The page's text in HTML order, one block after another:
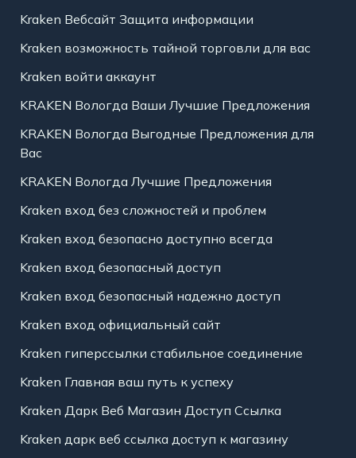
Kraken Вебсайт Защита информации
Kraken возможность тайной торговли для вас
Kraken войти аккаунт
KRAKEN Вологда Ваши Лучшие Предложения
KRAKEN Вологда Выгодные Предложения для
Вас
KRAKEN Вологда Лучшие Предложения
Kraken вход без сложностей и проблем
Kraken вход безопасно доступно всегда
Kraken вход безопасный доступ
Kraken вход безопасный надежно доступ
Kraken вход официальный сайт
Kraken гиперссылки стабильное соединение
Kraken Главная ваш путь к успеху
Kraken Дарк Веб Магазин Доступ Ссылка
Kraken дарк веб ссылка доступ к магазину